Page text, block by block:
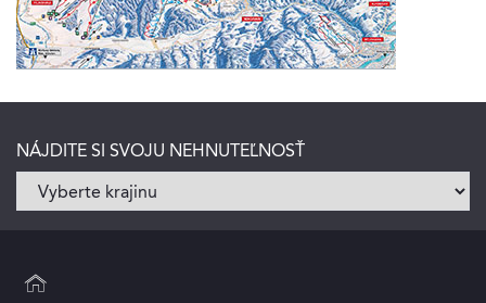
NÁJDITE SI SVOJU NEHNUTEĽNOSŤ